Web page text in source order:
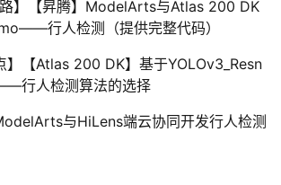
路】【昇腾】ModelArts与Atlas 200 DK
行人检测（提供完整代码）
】【Atlas 200 DK】基于YOLOv3_Resn
行人检测算法的选择
与HiLens端云协同开发行人检测